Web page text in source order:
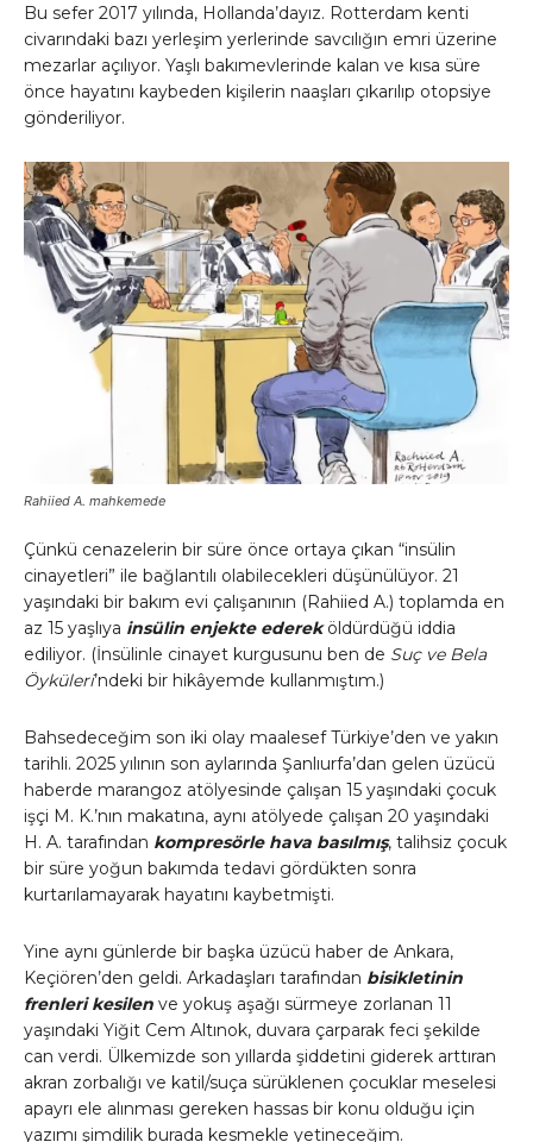
Bu sefer 2017 yılında, Hollanda’dayız. Rotterdam kenti
civarındaki bazı yerleşim yerlerinde savcılığın emri üzerine
mezarlar açılıyor. Yaşlı bakımevlerinde kalan ve kısa süre
önce hayatını kaybeden kişilerin naaşları çıkarılıp otopsiye
gönderiliyor.
Rahiied A. mahkemede
Çünkü cenazelerin bir süre önce ortaya çıkan “insülin
cinayetleri” ile bağlantılı olabilecekleri düşünülüyor. 21
yaşındaki bir bakım evi çalışanının (Rahiied A.) toplamda en
az 15 yaşlıya insülin enjekte edereköldürdüğü iddia
ediliyor. (İnsülinle cinayet kurgusunu ben de Suç ve Bela
Öyküleri’ndeki bir hikâyemde kullanmıştım.)
Bahsedeceğim son iki olay maalesef Türkiye’den ve yakın
tarihli. 2025 yılının son aylarında Şanlıurfa’dan gelen üzücü
haberde marangoz atölyesinde çalışan 15 yaşındaki çocuk
işçi M. K.’nın makatına, aynı atölyede çalışan 20 yaşındaki
H. A. tarafından kompresörle hava basılmış, talihsiz çocuk
bir süre yoğun bakımda tedavi gördükten sonra
kurtarılamayarak hayatını kaybetmişti.
Yine aynı günlerde bir başka üzücü haber de Ankara,
Keçiören’den geldi. Arkadaşları tarafından bisikletinin
frenleri kesilen ve yokuş aşağı sürmeye zorlanan 11
yaşındaki Yiğit Cem Altınok, duvara çarparak feci şekilde
can verdi. Ülkemizde son yıllarda şiddetini giderek arttıran
akran zorbalığı ve katil/suça sürüklenen çocuklar meselesi
apayrı ele alınması gereken hassas bir konu olduğu için
yazımı şimdilik burada kesmekle yetineceğim.